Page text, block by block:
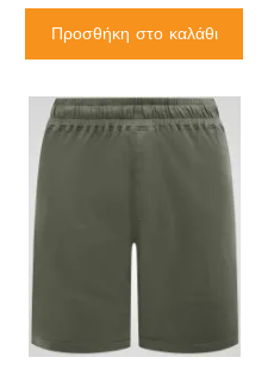
Προσθήκη στο καλάθι